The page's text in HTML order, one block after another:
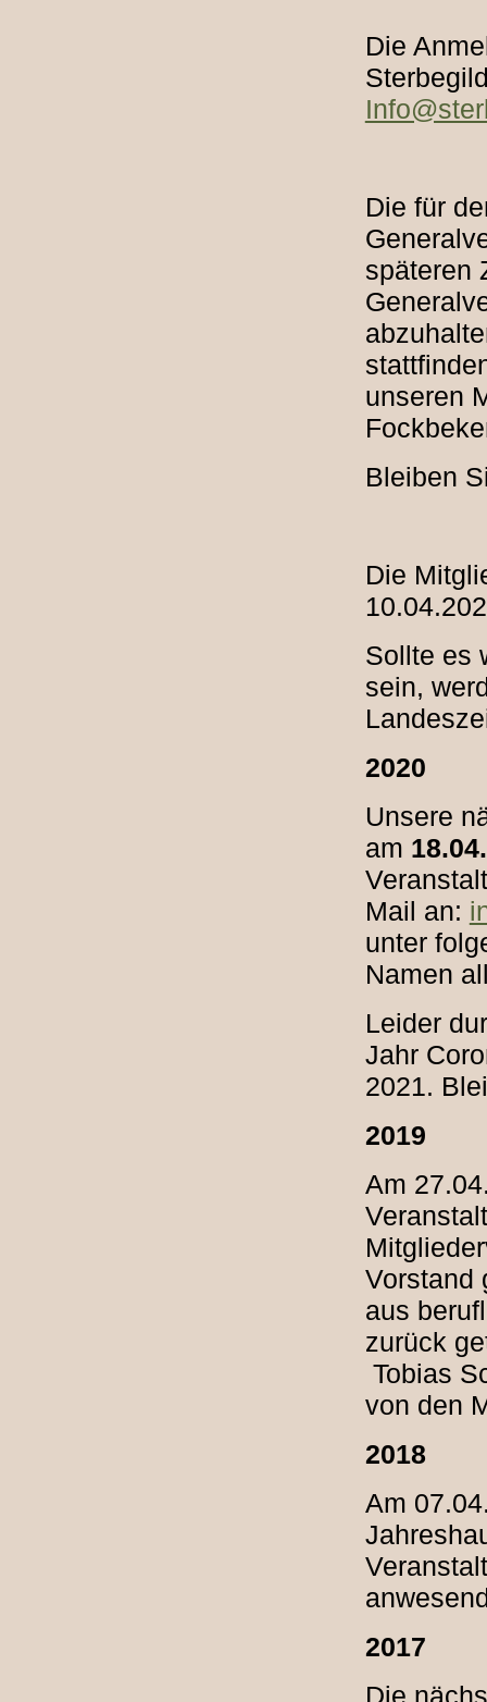
Die
Die für
späteren
unseren
Bleiben
Die
Sollte es
sein,
2020
Unsere
am
Mail an:
unter
Namen
Leider
Jahr
2021.
2019
Am
Vorstand
aus
zurück
Tobias
von den
2018
Am
2017
Die